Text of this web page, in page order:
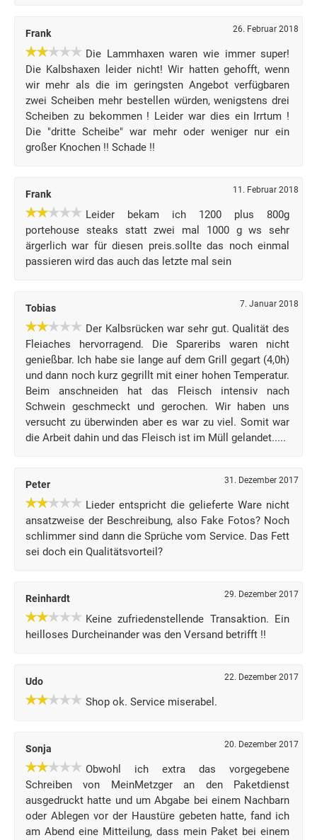
Frank 26. Februar 2018
Die Lammhaxen waren wie immer super!
Die Kalbshaxen leider nicht! Wir hatten gehofft, wenn
wir mehr als die im geringsten Angebot verfügbaren
zwei Scheiben mehr bestellen würden, wenigstens drei
Scheiben zu bekommen ! Leider war dies ein Irrtum !
Die "dritte Scheibe" war mehr oder weniger nur ein
großer Knochen !! Schade !!
Frank 11. Februar 2018
Leider bekam ich 1200 plus 800g
portehouse steaks statt zwei mal 1000 g ws sehr
ärgerlich war für diesen preis.sollte das noch einmal
passieren wird das auch das letzte mal sein
Tobias 7. Januar 2018
Der Kalbsrücken war sehr gut. Qualität des
Fleiaches hervorragend. Die Spareribs waren nicht
genießbar. Ich habe sie lange auf dem Grill gegart (4,0h)
und dann noch kurz gegrillt mit einer hohen Temperatur.
Beim anschneiden hat das Fleisch intensiv nach
Schwein geschmeckt und gerochen. Wir haben uns
versucht zu überwinden aber es war zu viel. Somit war
die Arbeit dahin und das Fleisch ist im Müll gelandet.....
Peter 31. Dezember 2017
Lieder entspricht die gelieferte Ware nicht
ansatzweise der Beschreibung, also Fake Fotos? Noch
schlimmer sind dann die Sprüche vom Service. Das Fett
sei doch ein Qualitätsvorteil?
Reinhardt 29. Dezember 2017
Keine zufriedenstellende Transaktion. Ein
heilloses Durcheinander was den Versand betrifft !!
Udo 22. Dezember 2017
Shop ok. Service miserabel.
Sonja 20. Dezember 2017
Obwohl ich extra das vorgegebene
Schreiben von MeinMetzger an den Paketdienst
ausgedruckt hatte und um Abgabe bei einem Nachbarn
oder Ablegen vor der Haustüre gebeten hatte, fand ich
am Abend eine Mitteilung, dass mein Paket bei einem